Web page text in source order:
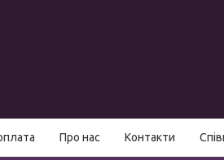
Про нас Контакти